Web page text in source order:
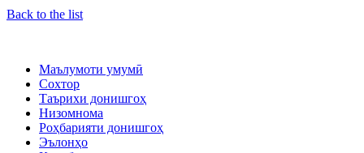
Back to the list
Маълумоти умумӣ
Сохтор
Таърихи донишгоҳ
Низомнома
Роҳбарияти донишгоҳ
Эълонҳо